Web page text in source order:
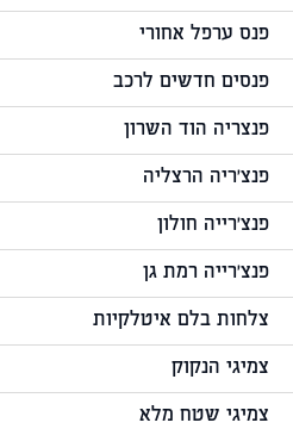
פנס ערפל אחורי
פנסים חדשים לרכב
פנצריה הוד השרון
פנצ'ריה הרצליה
פנצ'רייה חולון
פנצ'רייה רמת גן
צלחות בלם איטלקיות
צמיגי הנקוק
צמיגי שטח מלא